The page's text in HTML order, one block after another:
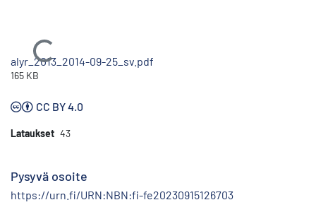
Ladataan...
alyr_2013_2014-09-25_sv.pdf
165 KB
CC BY 4.0
Lataukset 43
Pysyvä osoite
https://urn.fi/URN:NBN:fi-fe20230915126703